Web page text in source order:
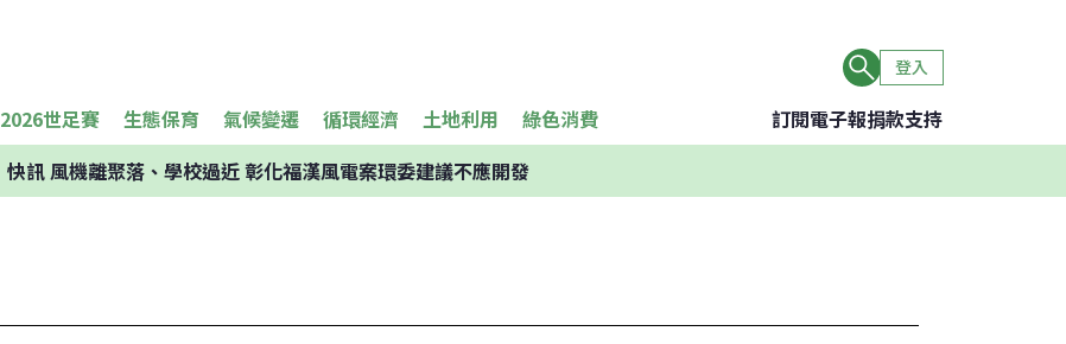
登入
2026世足賽 生態保育 氣候變遷 循環經濟 土地利用 綠色消費 訂閱電子報捐款支持
快訊風機離聚落、學校過近 彰化福漢風電案環委建議不應開發